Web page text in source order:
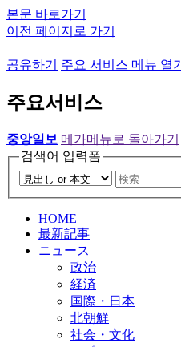
본문 바로가기
이전 페이지로 가기
공유하기 주요 서비스 메뉴 열기
주요서비스
중앙일보 메가메뉴로 돌아가기
검색어 입력폼
HOME
最新記事
ニュース
政治
経済
国際・日本
北朝鮮
社会・文化